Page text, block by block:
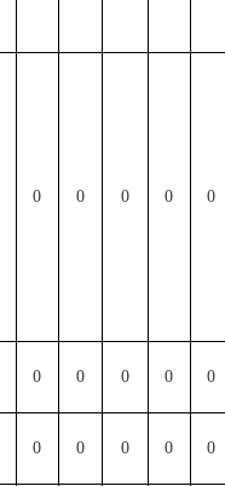
0 0 0 0 0
0 0 0 0 0
0 0 0 0 0